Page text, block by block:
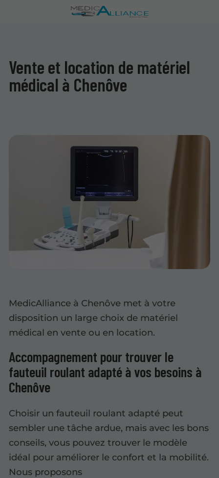
Vente et location de matériel
médical à Chenôve
MedicAlliance à Chenôve met à votre
disposition un large choix de matériel
médical en vente ou en location.
Accompagnement pour trouver le
fauteuil roulant adapté à vos besoins à
Chenôve
Choisir un fauteuil roulant adapté peut
sembler une tâche ardue, mais avec les bons
conseils, vous pouvez trouver le modèle
idéal pour améliorer le confort et la mobilité.
Nous proposons